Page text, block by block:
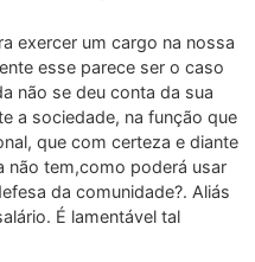
exercer um cargo na nossa
esse parece ser o caso
não se deu conta da sua
a sociedade, na função que
que com certeza e diante
não tem,como poderá usar
da comunidade?. Aliás
É lamentável tal